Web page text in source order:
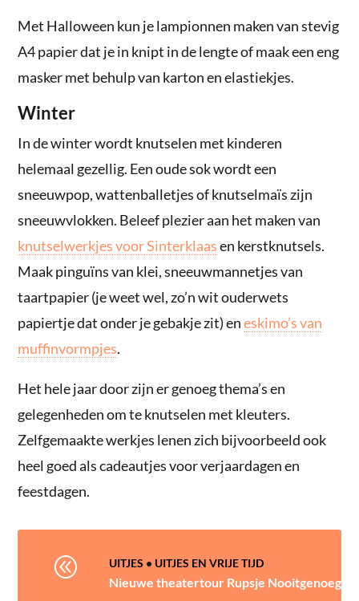
Met Halloween kun je lampionnen maken van stevig
A4 papier dat je in knipt in de lengte of maak een eng
masker met behulp van karton en elastiekjes.
Winter
In de winter wordt knutselen met kinderen
helemaal gezellig. Een oude sok wordt een
sneeuwpop, wattenballetjes of knutselmaïs zijn
sneeuwvlokken. Beleef plezier aan het maken van
knutselwerkjes voor Sinterklaasen kerstknutsels.
Maak pinguïns van klei, sneeuwmannetjes van
taartpapier (je weet wel, zo’n wit ouderwets
papiertje dat onder je gebakje zit) eneskimo’s van
muffinvormpjes.
Het hele jaar door zijn er genoeg thema’s en
gelegenheden om te knutselen met kleuters.
Zelfgemaakte werkjes lenen zich bijvoorbeeld ook
heel goed als cadeautjes voor verjaardagen en
feestdagen.
@ UITJES • UITJES EN VRIJE TIJD
Nieuwe theatertour Rupsje Nooitgenoeg